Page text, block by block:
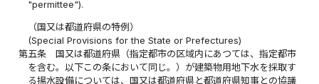
"permittee").
（国又は都道府県の特例）
(Special Provisions for the State or Prefectures)
第五条
国又は都道府県（指定都市の区域内にあつては、指定都市
を含む。以下この条において同じ。）が建築物用地下水を採取す
る揚水設備については、国又は都道府県と都道府県知事との協議